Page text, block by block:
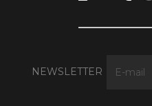
NEWSLETTER